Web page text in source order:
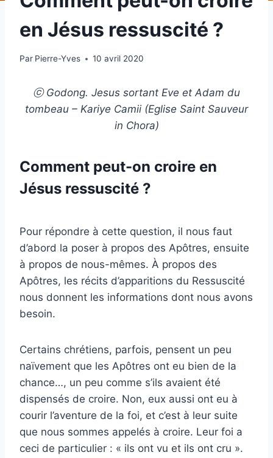
en Jésus ressuscité ?
Par Pierre-Yves 10 avril 2020
ⓒ Godong. Jesus sortant Eve et Adam du
tombeau – Kariye Camii (Eglise Saint Sauveur
in Chora)
Comment peut-on croire en
Jésus ressuscité ?
Pour répondre à cette question, il nous faut
d’abord la poser à propos des Apôtres, ensuite
à propos de nous-mêmes. À propos des
Apôtres, les récits d’apparitions du Ressuscité
nous donnent les informations dont nous avons
besoin.
Certains chrétiens, parfois, pensent un peu
naïvement que les Apôtres ont eu bien de la
chance…, un peu comme s’ils avaient été
dispensés de croire. Non, eux aussi ont eu à
courir l’aventure de la foi, et c’est à leur suite
que nous sommes appelés à croire. Leur foi a
ceci de particulier : « ils ont vu et ils ont cru ».